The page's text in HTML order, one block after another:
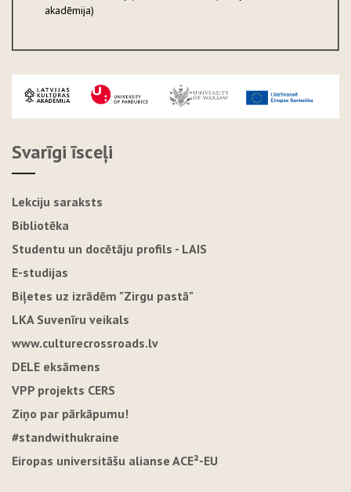
akadēmija)
Svarīgi īsceļi
Lekciju saraksts
Bibliotēka
Studentu un docētāju profils - LAIS
E-studijas
Biļetes uz izrādēm "Zirgu pastā"
LKA Suvenīru veikals
www.culturecrossroads.lv
DELE eksāmens
VPP projekts CERS
Ziņo par pārkāpumu!
#standwithukraine
Eiropas universitāšu alianse ACE²-EU